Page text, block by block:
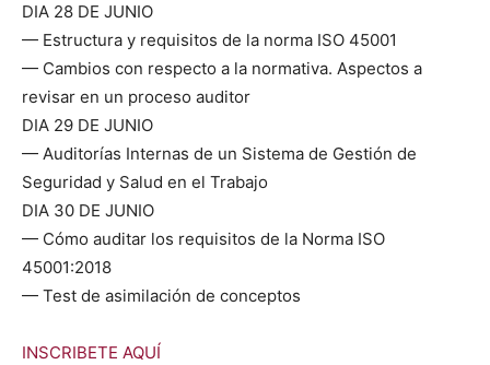
DIA 28 DE JUNIO
— Estruc­tura y req­ui­si­tos de la nor­ma ISO 45001
— Cam­bios con respec­to a la nor­ma­ti­va. Aspec­tos a
revis­ar en un pro­ce­so audi­tor
DIA 29 DE JUNIO
— Audi­torías Inter­nas de un Sis­tema de Gestión de
Seguri­dad y Salud en el Tra­ba­jo
DIA 30 DE JUNIO
— Cómo audi­tar los req­ui­si­tos de la Nor­ma ISO
45001:2018
— Test de asim­i­lación de con­cep­tos
INSCRIBETE AQUÍ